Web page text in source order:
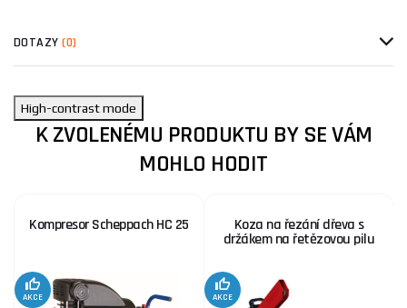
DOTAZY(0)
High-contrast mode
K ZVOLENÉMU PRODUKTU BY SE VÁM
MOHLO HODIT
Kompresor Scheppach HC 25
AKCE
Koza na řezání dřeva s
držákem na řetězovou pilu
AKCE